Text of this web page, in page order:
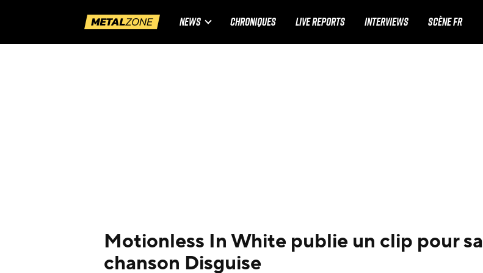
NEWS CHRONIQUES LIVE REPORTS INTERVIEWS SCÈNE FR
Motionless In White publie un clip pour sa
chanson Disguise